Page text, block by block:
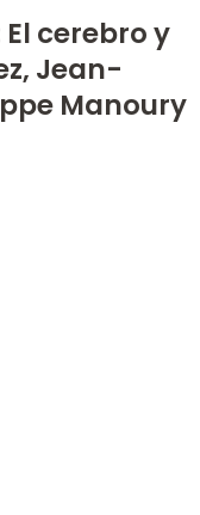
cerebro y
Jean-
Manoury